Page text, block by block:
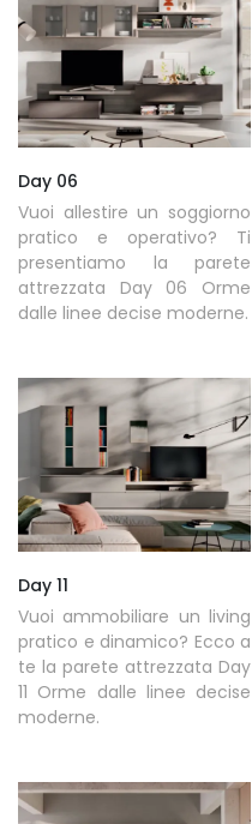
Day 06
Vuoi allestire un soggiorno
pratico e operativo? Ti
presentiamo la parete
attrezzata Day 06 Orme
dalle linee decise moderne.
Day 11
Vuoi ammobiliare un living
pratico e dinamico? Ecco a
te la parete attrezzata Day
11 Orme dalle linee decise
moderne.